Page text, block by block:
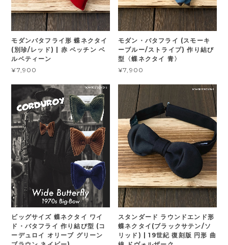
モダンバタフライ形 蝶ネクタイ
(別珍/レッド) | 赤 ベッチン ベ
ルベティーン
¥7,900
モダン・バタフライ (スモーキ
ーブルー/ストライプ) 作り結び
型〈蝶ネクタイ 青〉
¥7,900
ビッグサイズ 蝶ネクタイ ワイ
ド・バタフライ 作り結び型 (コ
ーデュロイ オリーブ グリーン
スタンダード ラウンドエンド形
蝶ネクタイ(ブラックサテン/ソ
リッド) | 19世紀 復刻版 円形 曲